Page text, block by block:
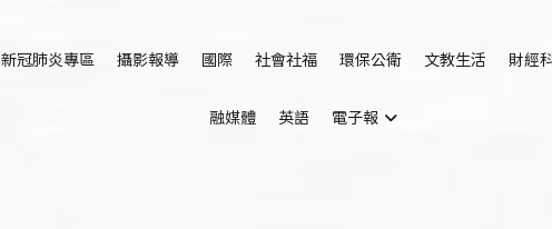
新冠肺炎專區 攝影報導 國際 社會社福 環保公衛 文教生活 財經
融媒體 英語 電子報